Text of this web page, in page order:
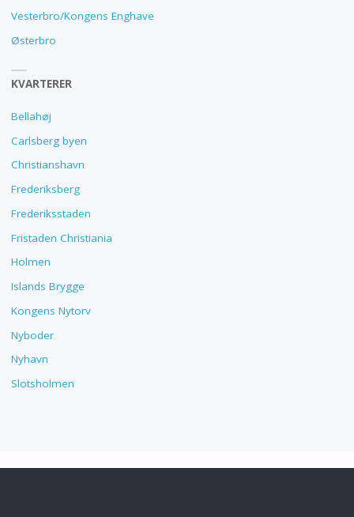
Vesterbro/Kongens Enghave
Østerbro
KVARTERER
Bellahøj
Carlsberg byen
Christianshavn
Frederiksberg
Frederiksstaden
Fristaden Christiania
Holmen
Islands Brygge
Kongens Nytorv
Nyboder
Nyhavn
Slotsholmen